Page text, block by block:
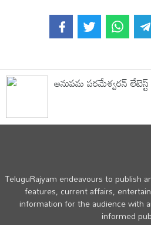
అనుపమ పరమేశ్వరన్
TeluguRajyam endeavours to publish
features, current affairs,
information for the audience with
informed